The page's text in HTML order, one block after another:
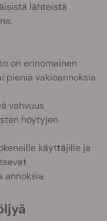
lähteistä
on erinomainen
pieniä vakioannoksia
vahvuus
höytyjen
käyttäjille ja
annoksia.